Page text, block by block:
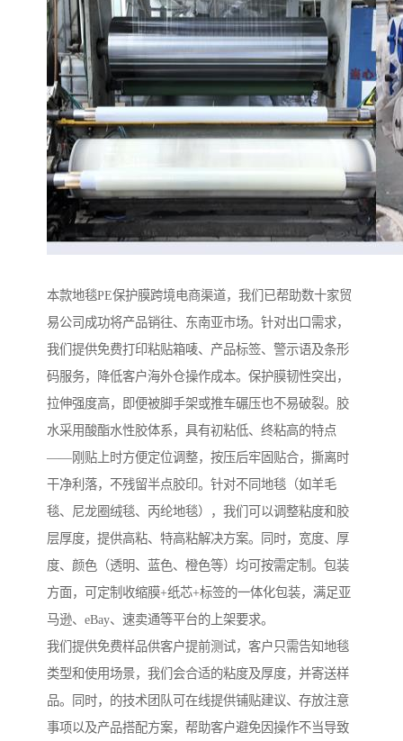
本款地毯PE保护膜跨境电商渠道，我们已帮助数十家贸
易公司成功将产品销往、东南亚市场。针对出口需求，
我们提供免费打印粘贴箱唛、产品标签、警示语及条形
码服务，降低客户海外仓操作成本。保护膜韧性突出，
拉伸强度高，即便被脚手架或推车碾压也不易破裂。胶
水采用酸酯水性胶体系，具有初粘低、终粘高的特点
——刚贴上时方便定位调整，按压后牢固贴合，撕离时
干净利落，不残留半点胶印。针对不同地毯（如羊毛
毯、尼龙圈绒毯、丙纶地毯），我们可以调整粘度和胶
层厚度，提供高粘、特高粘解决方案。同时，宽度、厚
度、颜色（透明、蓝色、橙色等）均可按需定制。包装
方面，可定制收缩膜+纸芯+标签的一体化包装，满足亚
马逊、eBay、速卖通等平台的上架要求。
我们提供免费样品供客户提前测试，客户只需告知地毯
类型和使用场景，我们会合适的粘度及厚度，并寄送样
品。同时，的技术团队可在线提供铺贴建议、存放注意
事项以及产品搭配方案，帮助客户避免因操作不当导致